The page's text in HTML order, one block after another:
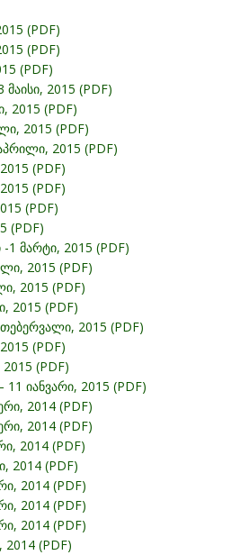
(PDF)
(PDF)
(PDF)
2015 (PDF)
2015 (PDF)
2015 (PDF)
2015 (PDF)
(PDF)
(PDF)
(PDF)
(PDF)
მარტი, 2015 (PDF)
2015 (PDF)
2015 (PDF)
2015 (PDF)
2015 (PDF)
(PDF)
(PDF)
იანვარი, 2015 (PDF)
2014 (PDF)
2014 (PDF)
2014 (PDF)
2014 (PDF)
2014 (PDF)
2014 (PDF)
2014 (PDF)
2014 (PDF)